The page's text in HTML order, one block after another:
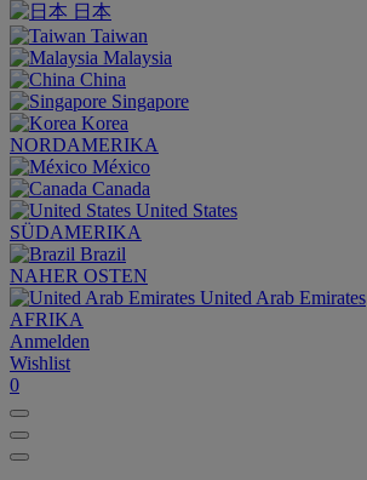
日本
Taiwan
Malaysia
China
Singapore
Korea
NORDAMERIKA
México
Canada
United States
SÜDAMERIKA
Brazil
NAHER OSTEN
United Arab Emirates
AFRIKA
Anmelden
Wishlist
0